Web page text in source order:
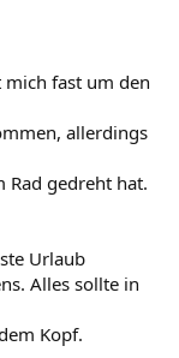
mich fast um den
allerdings
Rad gedreht hat.
Urlaub
Alles sollte in
Kopf.